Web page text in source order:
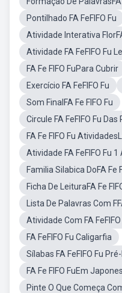
Pontilhado FA FeFIFO Fu
Atividade Interativa
Atividade FA FeFIFO Fu
FA Fe FIFO FuPara Cubrir
Exercício FA FeFIFO Fu
Som FinalFA Fe FIFO Fu
Circule FA FeFIFO Fu Das
FA Fe FIFO Fu
Atividade FA FeFIFO Fu 1
Familia Silabica DoFA Fe
Ficha De LeituraFA Fe
Lista De Palavras Com
Atividade Com FA
FA FeFIFO Fu Caligarfia
Sílabas FA FeFIFO Fu
FA Fe FIFO FuEm Japones
Pinte O Que Começa